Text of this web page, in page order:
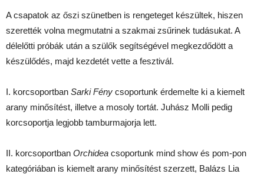
A csapatok az őszi szünetben is rengeteget készültek, hiszen
szerették volna megmutatni a szakmai zsűrinek tudásukat. A
délelőtti próbák után a szülők segítségével megkezdődött a
készülődés, majd kezdetét vette a fesztivál.
I. korcsoportban Sarki Fény csoportunk érdemelte ki a kiemelt
arany minősítést, illetve a mosoly tortát. Juhász Molli pedig
korcsoportja legjobb tamburmajorja lett.
II. korcsoportban Orchidea csoportunk mind show és pom-pon
kategóriában is kiemelt arany minősítést szerzett, Balázs Lia